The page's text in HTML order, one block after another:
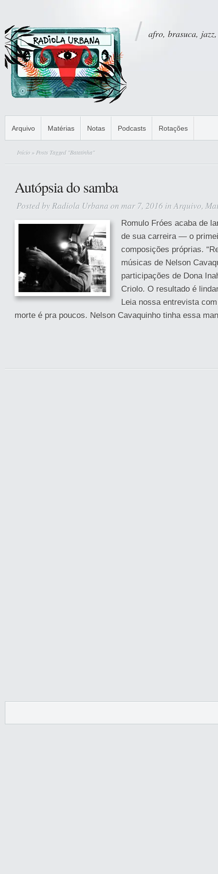
afro, brasuca,
Arquivo Matérias Notas Podcasts Rotações
Início » Posts Tagged "Batatinha"
Autópsia do samba
Posted by Radiola Urbana on mar 7, 2016 inArquivo,
Romulo Fróes acaba de
de sua carreira — o
composições próprias.
músicas de Nelson
participações de Dona
Criolo. O resultado é
Leia nossa entrevista
morte é pra poucos. Nelson Cavaquinho tinha essa